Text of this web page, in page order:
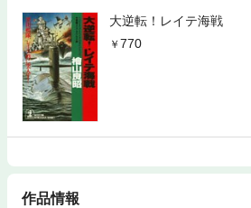
大逆転！レイテ海戦
770
作品情報